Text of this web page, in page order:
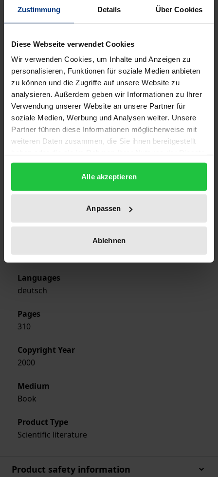
Zustimmung Details Über Cookies
Diese Webseite verwendet Cookies
Wir verwenden Cookies, um Inhalte und Anzeigen zu
personalisieren, Funktionen für soziale Medien anbieten
zu können und die Zugriffe auf unsere Website zu
analysieren. Außerdem geben wir Informationen zu Ihrer
Verwendung unserer Website an unsere Partner für
soziale Medien, Werbung und Analysen weiter. Unsere
Partner führen diese Informationen möglicherweise mit
weiteren Daten zusammen, die Sie ihnen bereitgestellt
gesammelt haben.
Alle akzeptieren
Anpassen
Ablehnen
Edition
ISBN
978-3-933563-74-3
Subtitle
Heideggers Denken der Freiheit
Publication Date
Aug 1, 2000
Softcover
Languages
deutsch
Pages
310
Copyright Year
2000
Medium
Book
Product Type
Scientific literature
Product safety information